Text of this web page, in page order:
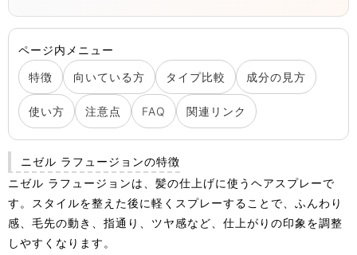
ページ内メニュー
特徴
向いている方 タイプ比較 成分の見方
使い方 注意点 FAQ 関連リンク
ニゼル ラフュージョンの特徴
ニゼル ラフュージョンは、髪の仕上げに使うヘアスプレーで
す。スタイルを整えた後に軽くスプレーすることで、ふんわり
感、毛先の動き、指通り、ツヤ感など、仕上がりの印象を調整
しやすくなります。